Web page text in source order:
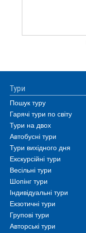
Тури
Пошук туру
Гарячі тури по світу
Тури на двох
Автобусні тури
Тури вихідного дня
Екскурсійні тури
Весільні тури
Шопінг тури
Індивідуальні тури
Екзотичні тури
Групові тури
Авторські тури